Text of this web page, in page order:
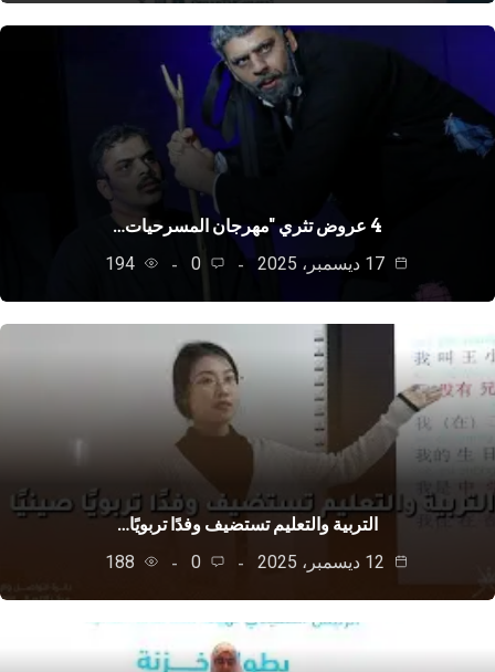
0
194
التربية والتعليم تستضيف وفدًا تربويًا…
0
188